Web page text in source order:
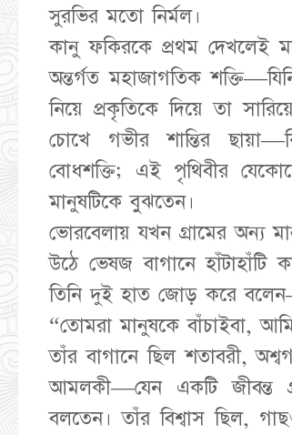
সুরভির মতো নির্মল।
কানু ফকিরকে প্রথম দেখলেই
অন্তর্গত মহাজাগতিক
নিয়ে প্রকৃতিকে দিয়ে তা
চোখে গভীর শান্তির
বোধশক্তি; এই পৃথিবীর
মানুষটিকে বুঝতেন।
ভোরবেলায় যখন গ্রামের অন্য
উঠে ভেষজ বাগানে
তিনি দুই হাত জোড় করে
“তোমরা মানুষকে বাঁচাইবা,
তাঁর বাগানে ছিল শতাবরী,
আমলকী—যেন একটি জীবন্ত
বলতেন। তাঁর বিশ্বাস ছিল,